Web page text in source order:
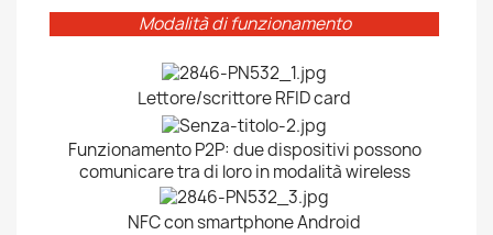
Modalità di funzionamento
Lettore/scrittore RFID card
Funzionamento P2P: due dispositivi possono
comunicare tra di loro in modalità wireless
NFC con smartphone Android